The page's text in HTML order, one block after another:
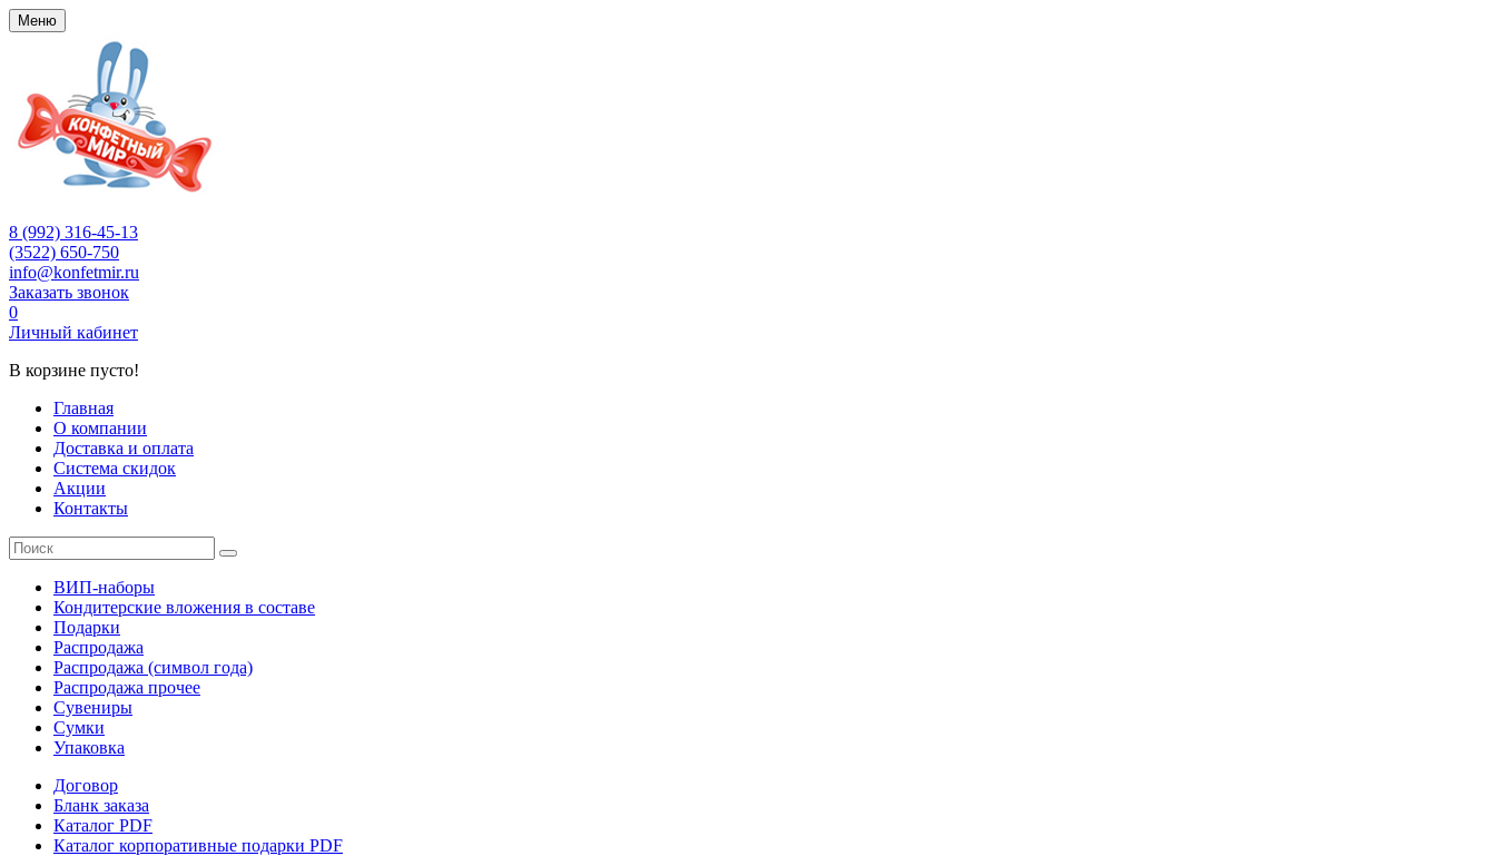
Меню
8 (992) 316-45-13
(3522) 650-750
info@konfetmir.ru
Заказать звонок
0
Личный кабинет
В корзине пусто!
Главная
О компании
Доставка и оплата
Система скидок
Акции
Контакты
ВИП-наборы
Кондитерские вложения в составе
Подарки
Распродажа
Распродажа (символ года)
Распродажа прочее
Сувениры
Сумки
Упаковка
Договор
Бланк заказа
Каталог PDF
Каталог корпоративные подарки PDF